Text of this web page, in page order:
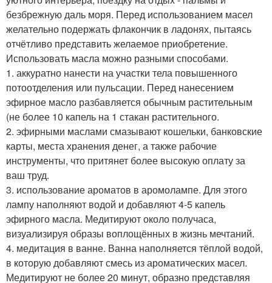
безбрежную даль моря. Перед использованием масел
желательно подержать флакончик в ладонях, пытаясь
отчётливо представить желаемое приобретение.
Использовать масла можно разными способами.
1. аккуратно нанести на участки тела повышенного
потоотделения или пульсации. Перед нанесением
эфирное масло разбавляется обычным растительным
(не более 10 капель на 1 стакан растительного.
2. эфирными маслами смазывают кошельки, банковские
карты, места хранения денег, а также рабочие
инструменты, что притянет более высокую оплату за
ваш труд.
3. использование ароматов в аромолампе. Для этого
лампу наполняют водой и добавляют 4-5 капель
эфирного масла. Медитируют около получаса,
визуализируя образы воплощённых в жизнь мечтаний.
4. медитация в ванне. Ванна наполняется тёплой водой,
в которую добавляют смесь из ароматических масел.
Медитируют не более 20 минут, образно представляя